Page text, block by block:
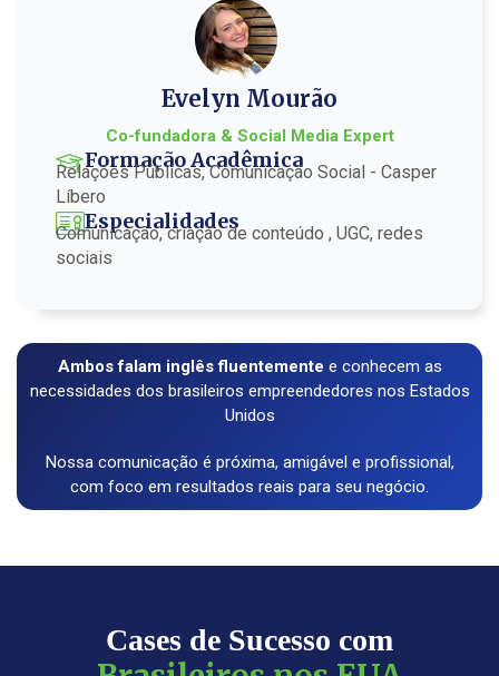
Evelyn Mourão
Co-fundadora & Social Media Expert
Formação Acadêmica
Relações Públicas, Comunicação Social - Casper
Líbero
Especialidades
Comunicação, criação de conteúdo , UGC, redes
sociais
Ambos falam inglês fluentemente e conhecem as
necessidades dos brasileiros empreendedores nos Estados
Unidos
Nossa comunicação é próxima, amigável e profissional,
com foco em resultados reais para seu negócio.
Cases de Sucesso com